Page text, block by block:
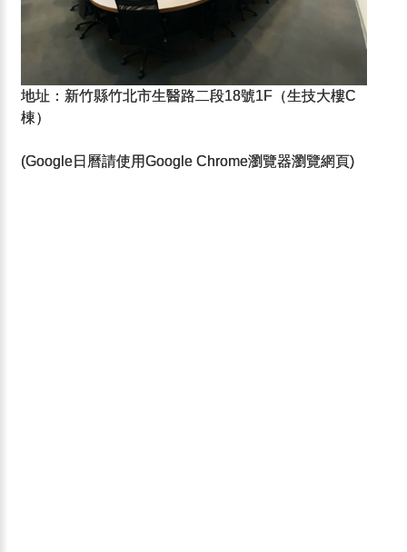
地址：新竹縣竹北市生醫路二段18號1F（生技大樓C
棟）
(Google日曆請使用Google Chrome瀏覽器瀏覽網頁)